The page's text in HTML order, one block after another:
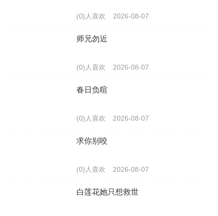
(0)人喜欢 2026-08-07
师兄勿近
(0)人喜欢 2026-08-07
春日负暄
(0)人喜欢 2026-08-07
求你别咬
(0)人喜欢 2026-08-07
白莲花她只想救世